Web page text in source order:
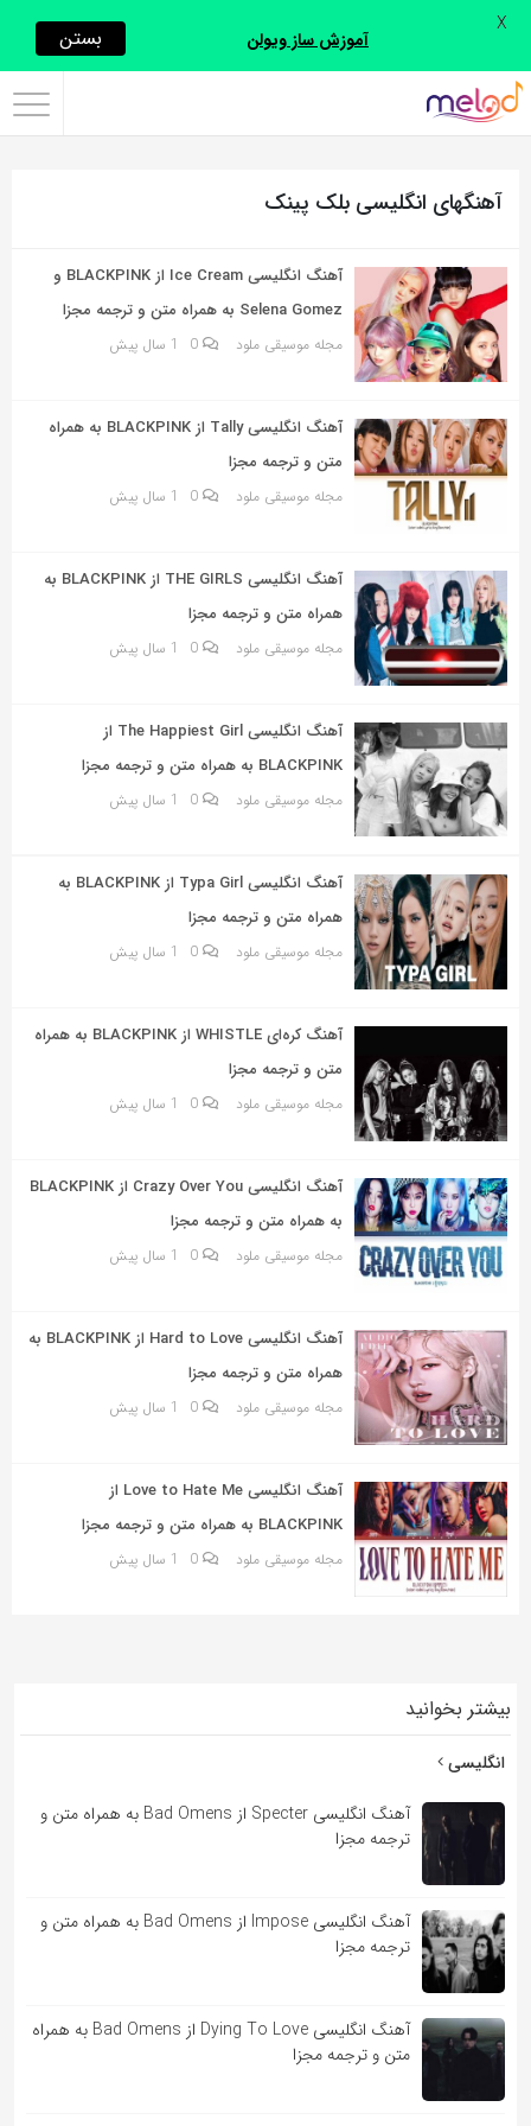
اشتراک
با
از
زیر
می‌توانید
این
صفحه
با
دوستان
اشتراک
بگذارید.
کپی
آهنگهای انگلیسی بلک پینک
آهنگ انگلیسی Ice Cream از BLACKPINK و
Selena Gomez به همراه متن و ترجمه مجزا
مجله موسیقی ملود 0 1 سال پیش
آهنگ انگلیسی Tally از BLACKPINK به همراه
متن و ترجمه مجزا
مجله موسیقی ملود 0 1 سال پیش
آهنگ انگلیسی THE GIRLS از BLACKPINK به
همراه متن و ترجمه مجزا
مجله موسیقی ملود 0 1 سال پیش
آهنگ انگلیسی The Happiest Girl از
BLACKPINK به همراه متن و ترجمه مجزا
مجله موسیقی ملود 0 1 سال پیش
آهنگ انگلیسی Typa Girl از BLACKPINK به
همراه متن و ترجمه مجزا
مجله موسیقی ملود 0 1 سال پیش
آهنگ کره‌ای WHISTLE از BLACKPINK به همراه
متن و ترجمه مجزا
مجله موسیقی ملود 0 1 سال پیش
آهنگ انگلیسی Crazy Over You از BLACKPINK
به همراه متن و ترجمه مجزا
مجله موسیقی ملود 0 1 سال پیش
آهنگ انگلیسی Hard to Love از BLACKPINK به
همراه متن و ترجمه مجزا
مجله موسیقی ملود 0 1 سال پیش
آهنگ انگلیسی Love to Hate Me از
BLACKPINK به همراه متن و ترجمه مجزا
مجله موسیقی ملود 0 1 سال پیش
بیشتر بخوانید
انگلیسی
آهنگ انگلیسی Specter از Bad Omens به همراه متن و
ترجمه مجزا
آهنگ انگلیسی Impose از Bad Omens به همراه متن و
ترجمه مجزا
آهنگ انگلیسی Dying To Love از Bad Omens به همراه
متن و ترجمه مجزا
آموزش ساز ویولن بستن X